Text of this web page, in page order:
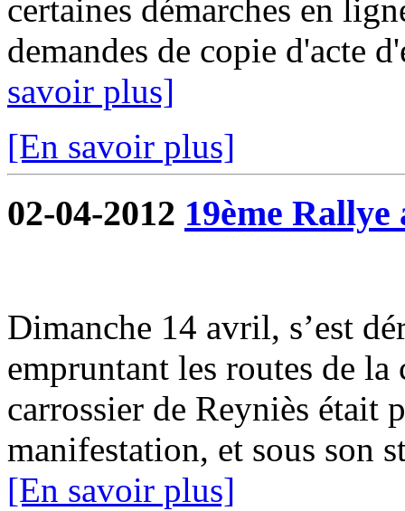
certaines démarches en
demandes de copie d'acte
savoir plus]
[En savoir plus]
02-04-2012 19ème
Dimanche 14 avril, s’est
empruntant les routes de
carrossier de Reyniès était
manifestation, et sous son
[En savoir plus]